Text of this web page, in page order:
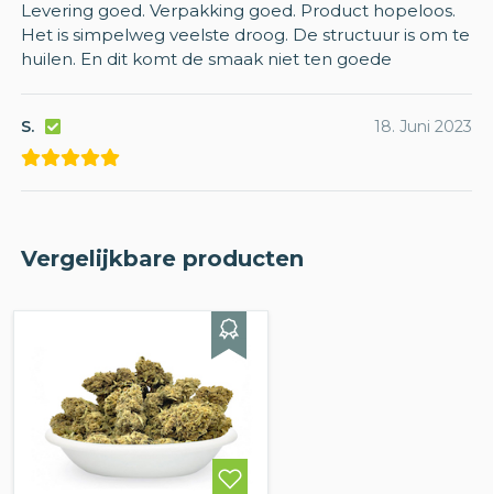
Levering goed. Verpakking goed. Product hopeloos.
Het is simpelweg veelste droog. De structuur is om te
huilen. En dit komt de smaak niet ten goede
S. 18. Juni 2023
Vergelijkbare producten